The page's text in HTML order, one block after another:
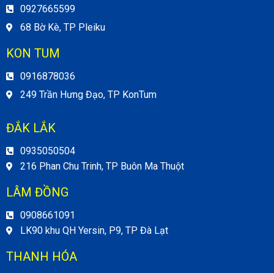
0927665599
68 Bờ Kè, TP Pleiku
KON TUM
0916878036
249 Trần Hưng Đạo, TP KonTum
ĐẮK LẮK
0935050504
216 Phan Chu Trinh, TP Buôn Ma Thuột
LÂM ĐỒNG
0908661091
LK90 khu QH Yersin, P9, TP Đà Lạt
THANH HÓA